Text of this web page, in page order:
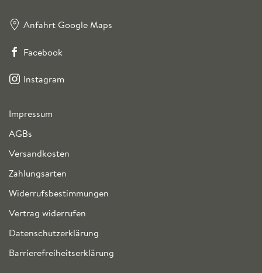
Anfahrt Google Maps
Facebook
Instagram
Impressum
AGBs
Versandkosten
Zahlungsarten
Widerrufsbestimmungen
Vertrag widerrufen
Datenschutzerklärung
Barrierefreiheitserklärung